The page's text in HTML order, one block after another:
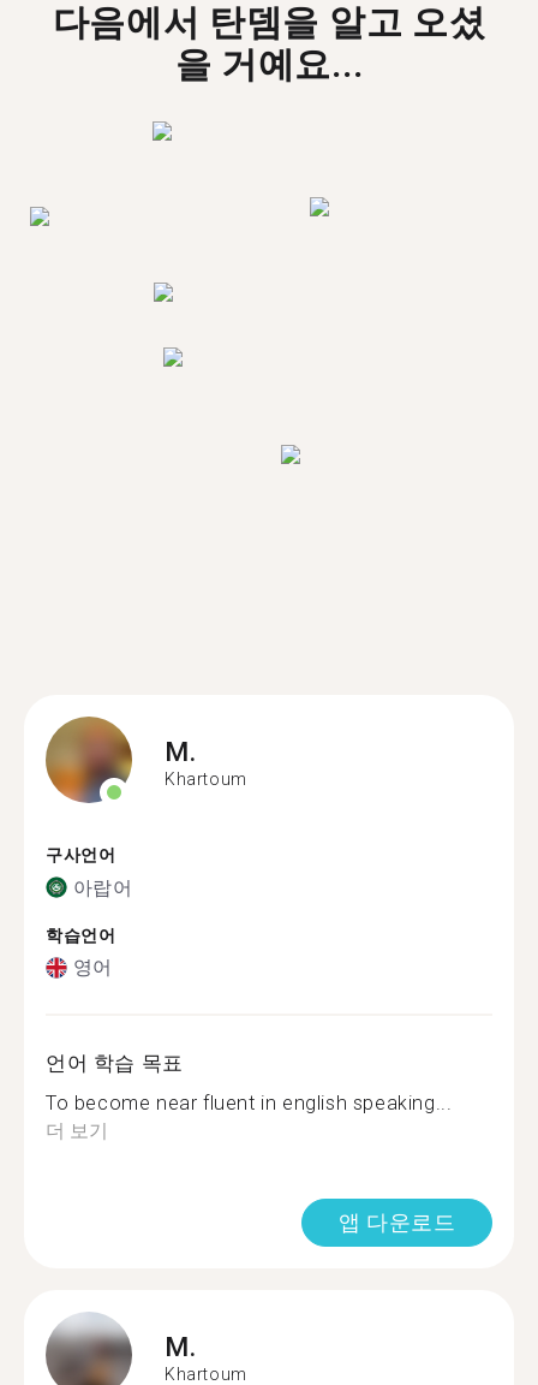
다음에서 탄뎀을 알고 오셨
을 거예요...
M.
Khartoum
구사언어
아랍어
학습언어
영어
언어 학습 목표
To become near fluent in english speaking...
더 보기
앱 다운로드
M.
Khartoum